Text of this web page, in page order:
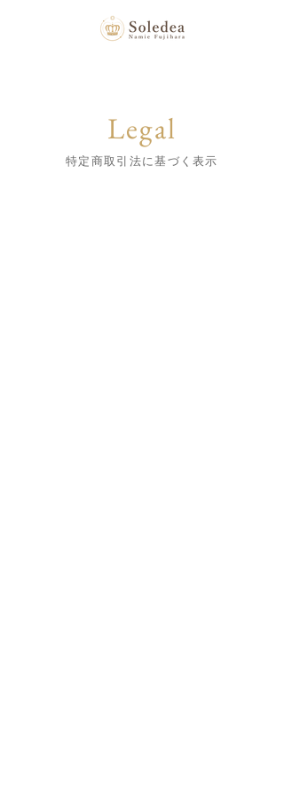
Legal
特定商取引法に基づく表示